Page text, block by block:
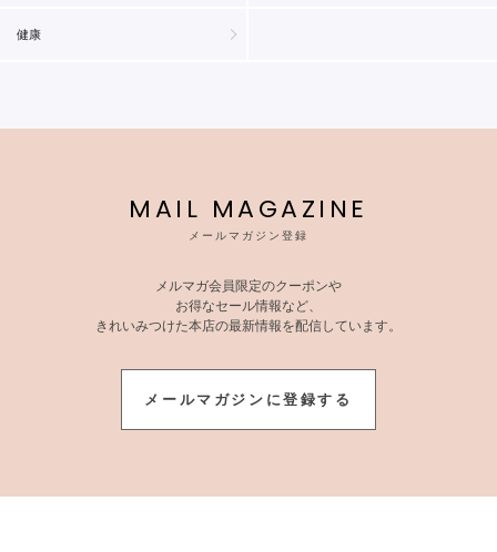
健康
MAIL MAGAZINE
メールマガジン登録
メルマガ会員限定のクーポンや
お得なセール情報など、
きれいみつけた本店の最新情報を配信しています。
メールマガジンに登録する